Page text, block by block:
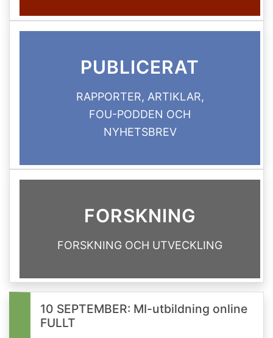
PUBLICERAT
RAPPORTER, ARTIKLAR,
FOU-PODDEN OCH
NYHETSBREV
FORSKNING
FORSKNING OCH UTVECKLING
10 SEPTEMBER: MI-utbildning online
FULLT